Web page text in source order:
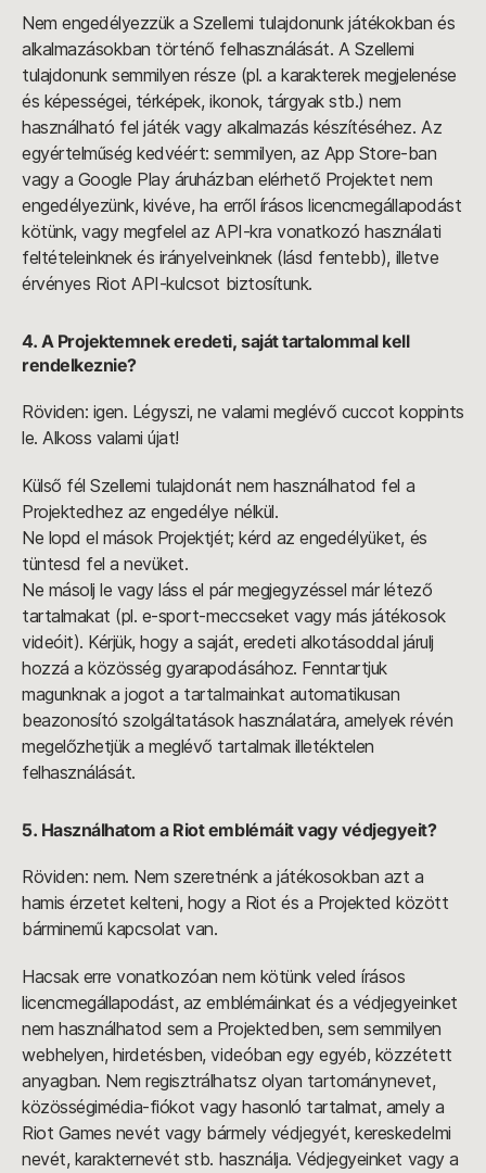
Nem engedélyezzük a Szellemi tulajdonunk játékokban és
alkalmazásokban történő felhasználását. A Szellemi
tulajdonunk semmilyen része (pl. a karakterek megjelenése
és képességei, térképek, ikonok, tárgyak stb.) nem
használható fel játék vagy alkalmazás készítéséhez. Az
egyértelműség kedvéért: semmilyen, az App Store-ban
vagy a Google Play áruházban elérhető Projektet nem
engedélyezünk, kivéve, ha erről írásos licencmegállapodást
kötünk, vagy megfelel az API-kra vonatkozó használati
feltételeinknek és irányelveinknek (lásd fentebb), illetve
érvényes Riot API-kulcsot biztosítunk.
4. A Projektemnek eredeti, saját tartalommal kell
rendelkeznie?
Röviden: igen. Légyszi, ne valami meglévő cuccot koppints
le. Alkoss valami újat!
Külső fél Szellemi tulajdonát nem használhatod fel a
Projektedhez az engedélye nélkül.
Ne lopd el mások Projektjét; kérd az engedélyüket, és
tüntesd fel a nevüket.
Ne másolj le vagy láss el pár megjegyzéssel már létező
tartalmakat (pl. e-sport-meccseket vagy más játékosok
videóit). Kérjük, hogy a saját, eredeti alkotásoddal járulj
hozzá a közösség gyarapodásához. Fenntartjuk
magunknak a jogot a tartalmainkat automatikusan
beazonosító szolgáltatások használatára, amelyek révén
megelőzhetjük a meglévő tartalmak illetéktelen
felhasználását.
5. Használhatom a Riot emblémáit vagy védjegyeit?
Röviden: nem. Nem szeretnénk a játékosokban azt a
hamis érzetet kelteni, hogy a Riot és a Projekted között
bárminemű kapcsolat van.
Hacsak erre vonatkozóan nem kötünk veled írásos
licencmegállapodást, az emblémáinkat és a védjegyeinket
nem használhatod sem a Projektedben, sem semmilyen
webhelyen, hirdetésben, videóban egy egyéb, közzétett
anyagban. Nem regisztrálhatsz olyan tartománynevet,
közösségimédia-fiókot vagy hasonló tartalmat, amely a
Riot Games nevét vagy bármely védjegyét, kereskedelmi
nevét, karakternevét stb. használja. Védjegyeinket vagy a